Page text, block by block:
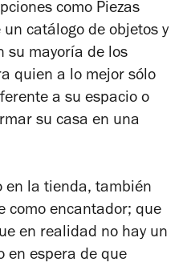
como Piezas
catálogo de objetos y
su mayoría de los
quien a lo mejor sólo
a su espacio o
su casa en una
en la tienda, también
como encantador; que
en realidad no hay un
en espera de que